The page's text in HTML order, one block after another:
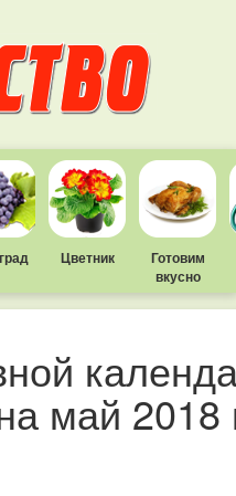
Цветник
Готовим
вкусно
май 2018